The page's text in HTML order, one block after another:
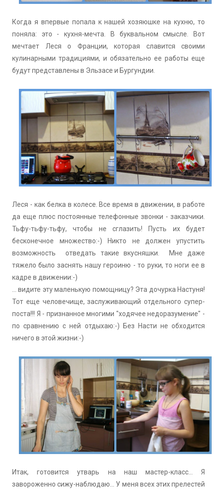
Когда я впервые попала к нашей хозяюшке на кухню, то
поняла: это - кухня-мечта. В буквальном смысле. Вот
мечтает Леся о Франции, которая славится своими
кулинарными традициями, и обязательно ее работы еще
будут представлены в Эльзасе и Бургундии.
Леся - как белка в колесе. Все время в движении, в работе
да еще плюс постоянные телефонные звонки - заказчики.
Тьфу-тьфу-тьфу, чтобы не сглазить! Пусть их будет
бесконечное множество:-) Никто не должен упустить
возможность отведать такие вкусняшки. Мне даже
тяжело было заснять нашу героиню - то руки, то ноги ее в
кадре в движении:-)
... видите эту маленькую помощницу? Эта дочурка Настуня!
Тот еще человечище, заслуживающий отдельного супер-
поста!!! Я - признанное многими "ходячее недоразумение" -
по сравнению с ней отдыхаю:-) Без Насти не обходится
ничего в этой жизни:-)
Итак, готовится утварь на наш мастер-класс... Я
завороженно сижу-наблюдаю... У меня всех этих прелестей